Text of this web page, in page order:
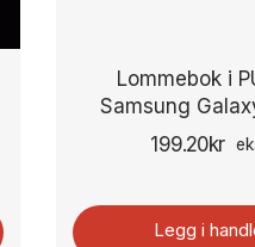
Lommebok i
Samsung
199.20kr
Legg i